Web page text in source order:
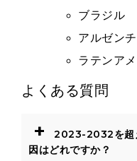
ブラジル
アルゼン
ラテンア
よくある質問
+
2023-2032を超
因はどれですか？